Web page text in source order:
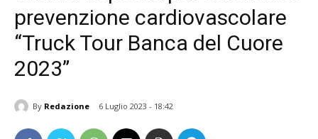
prevenzione cardiovascolare
“Truck Tour Banca del Cuore
2023”
By Redazione 6 Luglio 2023 - 18:42